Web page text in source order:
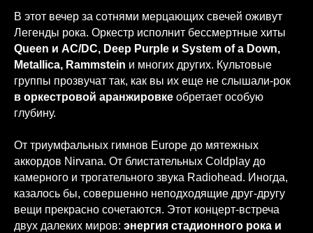
В этот вечер за сотнями мерцающих свечей оживут
Легенды рока. Оркестр исполнит бессмертные хиты
Queen и AC/DC, Deep Purple и System of a Down,
Metallica, Rammstein и многих других. Культовые
группы прозвучат так, как вы их еще не слышали-рок
в оркестровой аранжировке обретает особую
глубину.
От триумфальных гимнов Europe до мятежных
аккордов Nirvana. От блистательных Coldplay до
камерного и трогательного звука Radiohead. Иногда,
казалось бы, совершенно неподходящие друг-другу
вещи прекрасно сочетаются. Этот концерт-встреча
двух далеких миров: энергия стадионного рока и